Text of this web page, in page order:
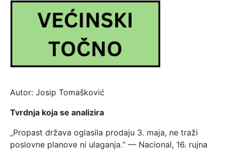
Autor: Josip Tomašković
Tvrdnja koja se analizira
„Propast država oglasila prodaju 3. maja, ne traži
poslovne planove ni ulaganja.“ — Nacional, 16. rujna